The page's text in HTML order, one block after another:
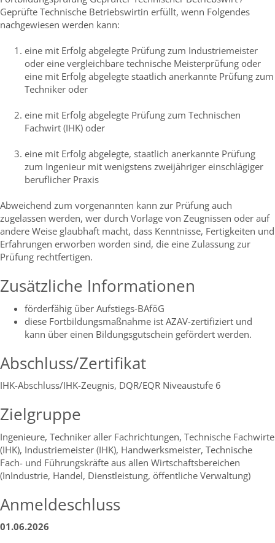
Geprüfte Technische Betriebswirtin erfüllt, wenn Folgendes
nachgewiesen werden kann:
eine mit Erfolg abgelegte Prüfung zum Industriemeister
oder eine vergleichbare technische Meisterprüfung oder
eine mit Erfolg abgelegte staatlich anerkannte Prüfung zum
Techniker oder
eine mit Erfolg abgelegte Prüfung zum Technischen
Fachwirt (IHK) oder
eine mit Erfolg abgelegte, staatlich anerkannte Prüfung
zum Ingenieur mit wenigstens zweijähriger einschlägiger
beruflicher Praxis
Abweichend zum vorgenannten kann zur Prüfung auch
zugelassen werden, wer durch Vorlage von Zeugnissen oder auf
andere Weise glaubhaft macht, dass Kenntnisse, Fertigkeiten und
Erfahrungen erworben worden sind, die eine Zulassung zur
Prüfung rechtfertigen.
Zusätzliche Informationen
förderfähig über Aufstiegs-BAföG
diese Fortbildungsmaßnahme ist AZAV-zertifiziert und
kann über einen Bildungsgutschein gefördert werden.
Abschluss/Zertifikat
IHK-Abschluss/IHK-Zeugnis, DQR/EQR Niveaustufe 6
Zielgruppe
Ingenieure, Techniker aller Fachrichtungen, Technische Fachwirte
(IHK), Industriemeister (IHK), Handwerksmeister, Technische
Fach- und Führungskräfte aus allen Wirtschaftsbereichen
(InIndustrie, Handel, Dienstleistung, öffentliche Verwaltung)
Anmeldeschluss
01.06.2026